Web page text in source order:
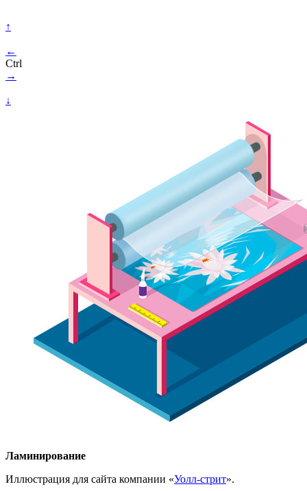
↑
←
Ctrl
→
↓
Ламинирование
Иллюстрация для cайта компании «Уолл-стрит».